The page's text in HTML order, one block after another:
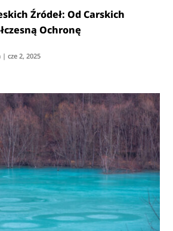
Źródeł: Od Carskich
Ochronę
|cze 2, 2025